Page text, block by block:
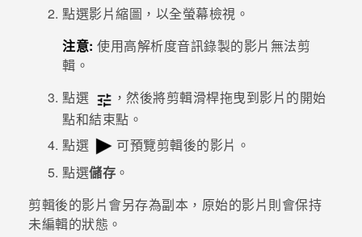
優惠專區
焦點訊息
校園專案
企業採購
銷售門市
VIVELAND
點選影片縮圖，以全螢幕檢視。
注意: 使用高解析度音訊錄製的影片無法剪
輯。
點選
，然後將剪輯滑桿拖曳到影片的開始
點和結束點。
點選
可預覽剪輯後的影片。
點選儲存 。
剪輯後的影片會另存為副本，原始的影片則會保持
未編輯的狀態。